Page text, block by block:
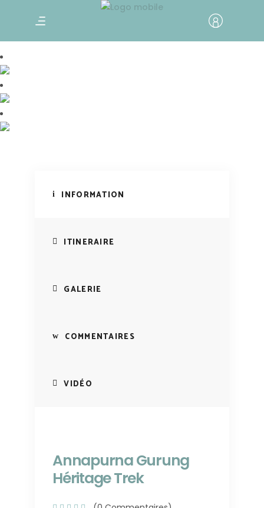
INFORMATION
ITINERAIRE
GALERIE
COMMENTAIRES
VIDÉO
Annapurna Gurung
Héritage Trek